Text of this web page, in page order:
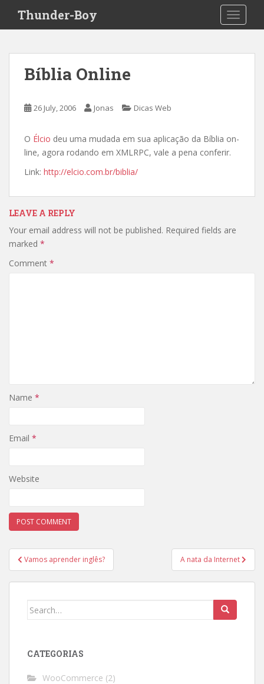
i
Thunder-Boy
Bíblia Online
26 July, 2006 Jonas Dicas Web
O Élcio deu uma mudada em sua aplicação da Bíblia on-
line, agora rodando em XMLRPC, vale a pena conferir.
Link: http://elcio.com.br/biblia/
LEAVE A REPLY
Your email address will not be published. Required fields are
marked *
Comment *
Name *
Email *
Website
Post
navigation
Vamos aprender inglês? A nata da Internet
Search
CATEGORIAS
WooCommerce (2)